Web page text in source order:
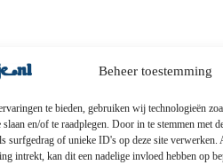
Beheer toestemming
te bieden, gebruiken wij technologieën
slaan en/of te raadplegen. Door in te stemmen met
surfgedrag of unieke ID's op deze site verwerken.
intrekt, kan dit een nadelige invloed hebben op